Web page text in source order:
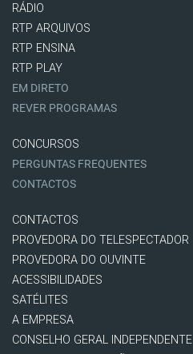
RÁDIO
RTP ARQUIVOS
RTP ENSINA
RTP PLAY
EM DIRETO
REVER PROGRAMAS
CONCURSOS
PERGUNTAS FREQUENTES
CONTACTOS
CONTACTOS
PROVEDORA DO TELESPECTADOR
PROVEDORA DO OUVINTE
ACESSIBILIDADES
SATÉLITES
A EMPRESA
CONSELHO GERAL INDEPENDENTE